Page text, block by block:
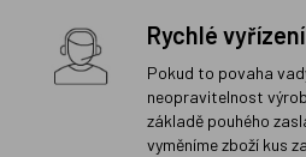
Rychlé
Pokud to povaha
neopravitelnost
základě pouhého
vyměníme zboží kus